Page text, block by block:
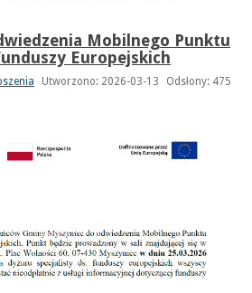
Mobilnego Punktu
Europejskich
Utworzono: 2026-03-13 Odsłony: 475